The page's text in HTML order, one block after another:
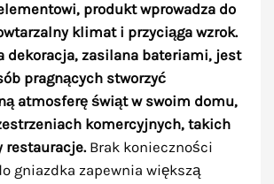
produkt wprowadza do
klimat i przyciąga wzrok.
dekoracja, zasilana bateriami, jest
pragnących stworzyć
atmosferę świąt w swoim domu,
komercyjnych, takich
restauracje.Brak konieczności
gniazdka zapewnia większą